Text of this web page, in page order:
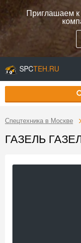
Приглашаем к
SPCTEH.RU
Спецтехника в Москве
ГАЗЕЛЬ